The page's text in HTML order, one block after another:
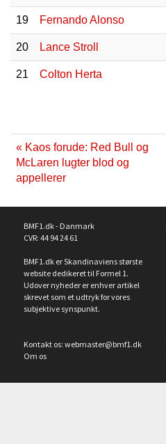
19 Fernando Alonso
20 Lance Stroll
21 Colton Herta
« Kaos forude: Red Bull og
McLaren lugter blod og
appellerer
BMF1.dk - Danmark
CVR: 44 94 24 61
BMF1.dk er Skandinaviens største
website dedikeret til Formel 1.
Udover nyheder er enhver artikel
skrevet som et udtryk for vores
subjektive synspunkt.
Kontakt os: webmaster@bmf1.dk
Om os